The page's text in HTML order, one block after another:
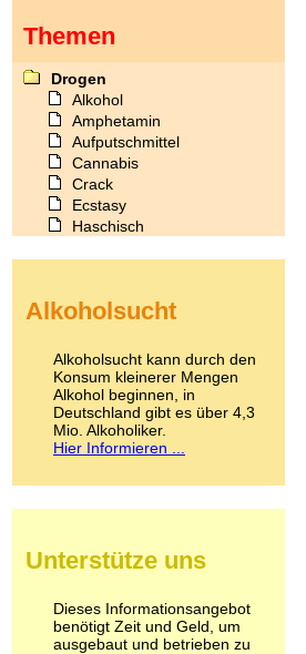
Themen
Drogen
Alkohol
Amphetamin
Aufputschmittel
Cannabis
Crack
Ecstasy
Haschisch
Kokain
LSD
Marihuana
Medikamente
Meskalin
Metamphetamin
Methadon
Pilze
Psychopharmaka
Schlafmittel
Schmerzmittel
Alkoholsucht
Alkoholsucht kann durch den
Konsum kleinerer Mengen
Alkohol beginnen, in
Deutschland gibt es über 4,3
Mio. Alkoholiker.
Hier Informieren ...
Unterstütze uns
Dieses Informationsangebot
benötigt Zeit und Geld, um
ausgebaut und betrieben zu